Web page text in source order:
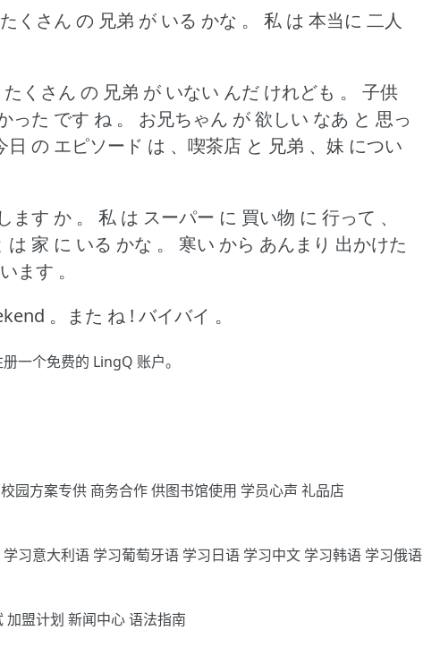
たくさん の 兄弟 が いる かな 。
私 は 本当に 二人
くさん の 兄弟 が いない んだ けれども 。
子供
た です ね 。
お兄ちゃん が 欲しい なあ と 思っ
日 の エピソード は 、喫茶店 と 兄弟 、妹 につい
す か 。
私 は スーパー に 買い物 に 行って 、
家 に いる かな 。
寒い から あんまり 出かけた
ます 。
。また ね ! バイバイ 。
册一个免费的 LingQ 账户。
校园方案专供 商务合作供图书馆使用 学员心声 礼品店
学习意大利语 学习葡萄牙语 学习日语 学习中文 学习韩语 学习俄语
加盟计划 新闻中心语法指南